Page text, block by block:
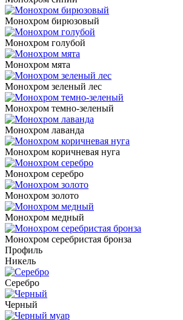
Монохром бирюзовый
Монохром голубой
Монохром мята
Монохром зеленый лес
Монохром темно-зеленый
Монохром лаванда
Монохром коричневая нуга
Монохром серебро
Монохром золото
Монохром медный
Монохром серебристая бронза
Профиль
Никель
Серебро
Черный